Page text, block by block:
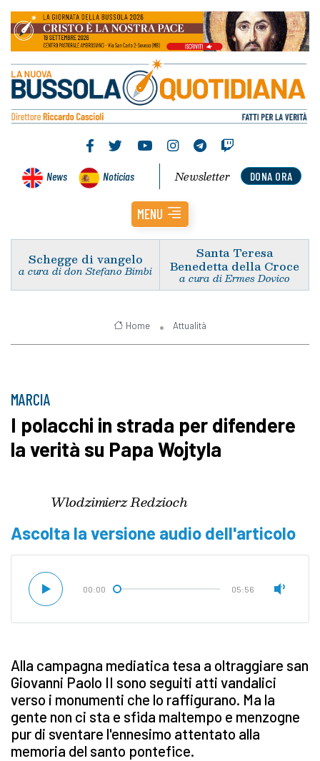
News Noticias DONA ORA
Newsletter
MENU
Schegge di vangelo
a cura di don Stefano Bimbi
Santa Teresa
Benedetta della Croce
a cura di Ermes Dovico
Home Attualità
MARCIA
I polacchi in strada per difendere
la verità su Papa Wojtyla
Wlodzimierz Redzioch
Ascolta la versione audio dell'articolo
00:00 05:56
Alla campagna mediatica tesa a oltraggiare san
Giovanni Paolo II sono seguiti atti vandalici
verso i monumenti che lo raffigurano. Ma la
gente non ci sta e sfida maltempo e menzogne
pur di sventare l'ennesimo attentato alla
memoria del santo pontefice.